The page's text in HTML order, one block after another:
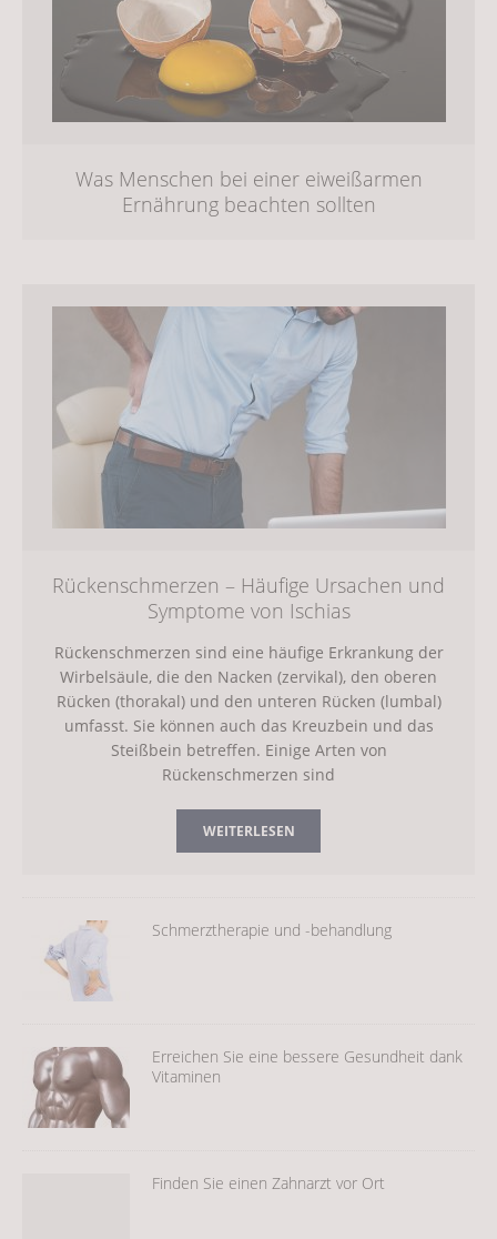
Was Menschen bei einer eiweißarmen
Ernährung beachten sollten
Rückenschmerzen – Häufige Ursachen und
Symptome von Ischias
Rückenschmerzen sind eine häufige Erkrankung der
Wirbelsäule, die den Nacken (zervikal), den oberen
Rücken (thorakal) und den unteren Rücken (lumbal)
umfasst. Sie können auch das Kreuzbein und das
Steißbein betreffen. Einige Arten von
Rückenschmerzen sind
WEITERLESEN
Schmerztherapie und -behandlung
Erreichen Sie eine bessere Gesundheit dank
Vitaminen
Finden Sie einen Zahnarzt vor Ort